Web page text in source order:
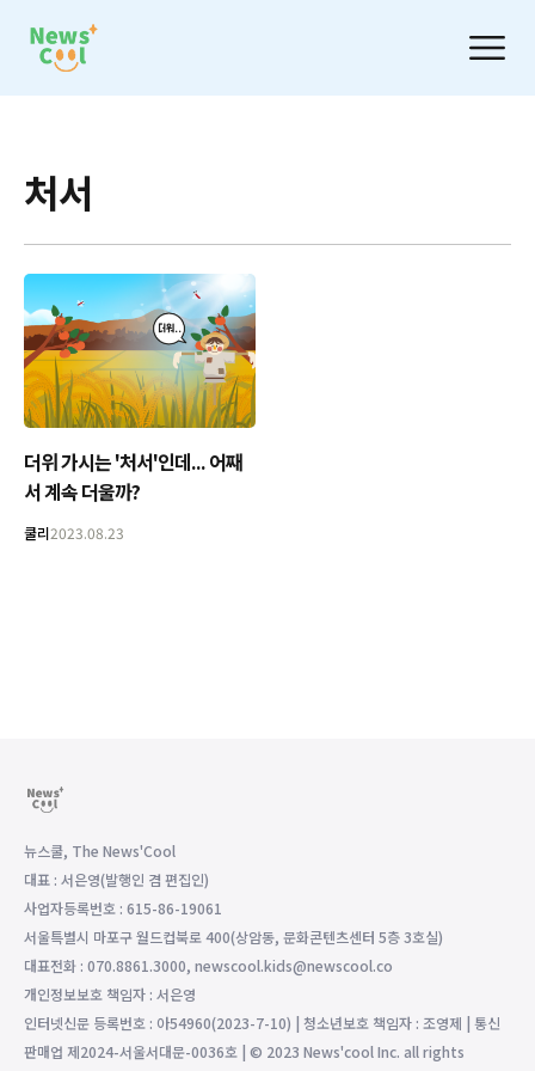
처서
더위 가시는 '처서'인데... 어째
서 계속 더울까?
쿨리2023.08.23
뉴스쿨, The News'Cool
대표 : 서은영(발행인 겸 편집인)
사업자등록번호 : 615-86-19061
서울특별시 마포구 월드컵북로 400(상암동, 문화콘텐츠센터 5층 3호실)
대표전화 : 070.8861.3000, newscool.kids@newscool.co
개인정보보호 책임자 : 서은영
인터넷신문 등록번호 : 아54960(2023-7-10) | 청소년보호 책임자 : 조영제 | 통신
판매업 제2024-서울서대문-0036호 | © 2023 News'cool Inc. all rights